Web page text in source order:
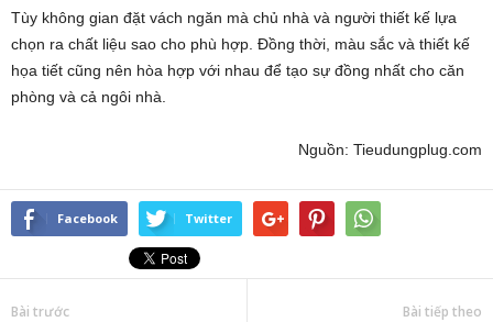
Tùy không gian đặt vách ngăn mà chủ nhà và người thiết kế lựa
chọn ra chất liệu sao cho phù hợp. Đồng thời, màu sắc và thiết kế
họa tiết cũng nên hòa hợp với nhau để tạo sự đồng nhất cho căn
phòng và cả ngôi nhà.
Nguồn: Tieudungplug.com
Facebook Twitter
Bài trước Bài tiếp theo